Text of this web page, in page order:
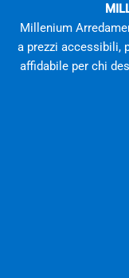
Millenium
a prezzi accessibili,
affidabile per chi